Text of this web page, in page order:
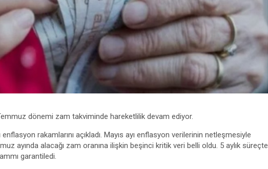
dönemi zam takviminde hareketlilik devam ediyor.
rakamlarını açıkladı. Mayıs ayı enflasyon verilerinin netleşmesiyle
ayında alacağı zam oranına ilişkin beşinci kritik veri belli oldu. 5 aylık süreçte
garantiledi.